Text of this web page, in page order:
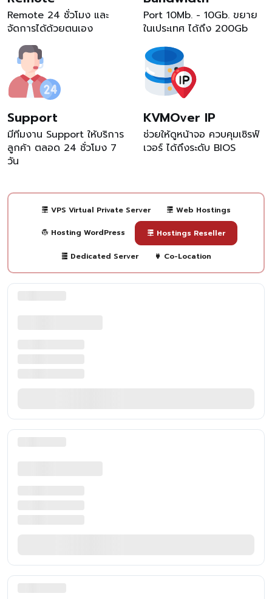
Remote 24 ชั่วโมง และ
จัดการได้ด้วยตนเอง
Port 10Mb. - 10Gb. ขยาย
ในเประเทศ ได้ถึง 200Gb
Support
มีทีมงาน Support ให้บริการ
ลูกค้า ตลอด 24 ชั่วโมง 7
วัน
KVMOver IP
ช่วยให้ดูหน้าจอ ควบคุมเซิรฟ์
เวอร์ ได้ถึงระดับ BIOS
VPS Virtual Private Server Web Hostings
Hosting WordPress Hostings Reseller
Dedicated Server Co-Location